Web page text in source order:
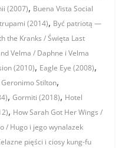
(2007), Buena Vista Social
(2014), Być patriotą —
the Kranks / Święta Last
Velma / Daphne i Velma
(2010), Eagle Eye (2008),
Geronimo Stilton,
,Gormiti (2018), Hotel
, How Sarah Got Her Wings /
/ Hugo i jego wynalazek
pięści i ciosy kung-fu